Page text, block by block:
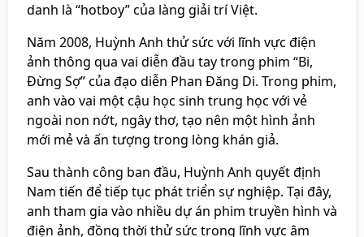
danh là “hotboy” của làng giải trí Việt.
Năm 2008, Huỳnh Anh thử sức với lĩnh vực điện
ảnh thông qua vai diễn đầu tay trong phim “Bi,
Đừng Sợ” của đạo diễn Phan Đăng Di. Trong phim,
anh vào vai một cậu học sinh trung học với vẻ
ngoài non nớt, ngây thơ, tạo nên một hình ảnh
mới mẻ và ấn tượng trong lòng khán giả.
Sau thành công ban đầu, Huỳnh Anh quyết định
Nam tiến để tiếp tục phát triển sự nghiệp. Tại đây,
anh tham gia vào nhiều dự án phim truyền hình và
điện ảnh, đồng thời thử sức trong lĩnh vực âm